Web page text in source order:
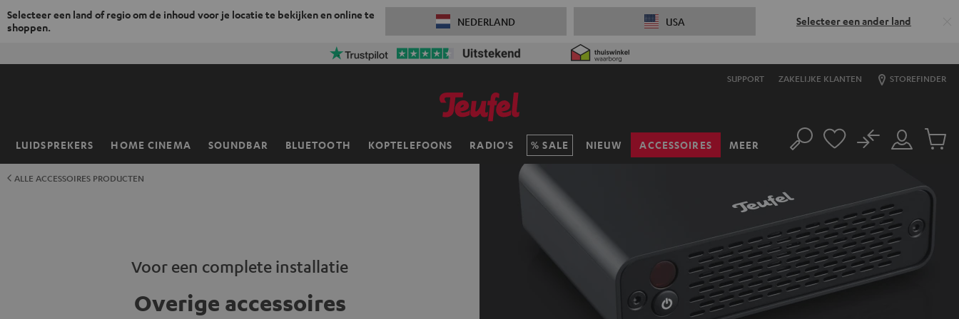
Selecteer een land of regio om de inhoud voor je locatie te bekijken en online te
shoppen.
NEDERLAND USA Selecteer een ander land
SUPPORT ZAKELIJKE KLANTEN STOREFINDER
LUIDSPREKERS HOME CINEMA SOUNDBAR BLUETOOTH KOPTELEFOONS RADIO'S SALE NIEUW ACCESSOIRES MEER
Home Zoeken
Mijn
No
ALLE ACCESSOIRES PRODUCTEN
Voor een complete installatie
Overige accessoires